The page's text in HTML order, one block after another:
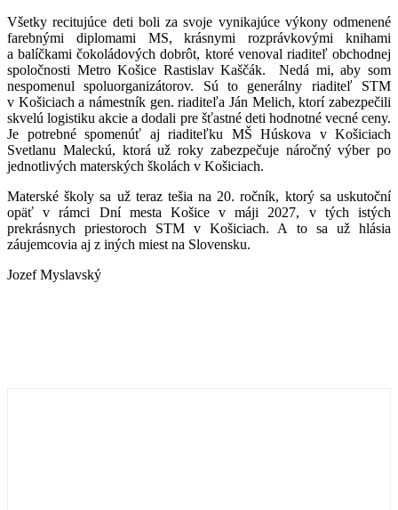
Všetky recitujúce deti boli za svoje vynikajúce výkony odmenené
farebnými diplomami MS, krásnymi rozprávkovými knihami
a balíčkami čokoládových dobrôt, ktoré venoval riaditeľ obchodnej
spoločnosti Metro Košice Rastislav Kaščák. Nedá mi, aby som
nespomenul spoluorganizátorov. Sú to generálny riaditeľ STM
v Košiciach a námestník gen. riaditeľa Ján Melich, ktorí zabezpečili
skvelú logistiku akcie a dodali pre šťastné deti hodnotné vecné ceny.
Je potrebné spomenúť aj riaditeľku MŠ Húskova v Košiciach
Svetlanu Maleckú, ktorá už roky zabezpečuje náročný výber po
jednotlivých materských školách v Košiciach.
Materské školy sa už teraz tešia na 20. ročník, ktorý sa uskutoční
opäť v rámci Dní mesta Košice v máji 2027, v tých istých
prekrásnych priestoroch STM v Košiciach. A to sa už hlásia
záujemcovia aj z iných miest na Slovensku.
Jozef Myslavský